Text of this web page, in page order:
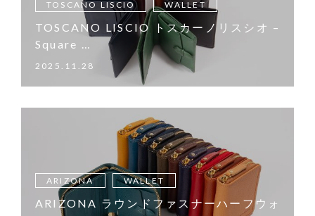
TOSCANO LISCIO WALLET
TOSCANO LISCIO トスカーノリスシオ –
Square …
2025.11.28
ARIZONA WALLET
ARIZONA ラウンドファスナーハーフウォ